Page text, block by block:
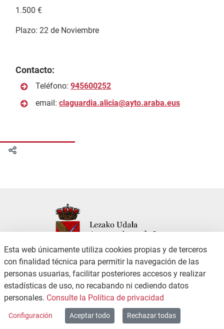
1.500 €
Plazo: 22 de Noviembre
Contacto:
Teléfono: 945600252
email: claguardia.alicia@ayto.araba.eus
CONTACTO
POLÍTICA DE PRIVACIDAD
CANAL DE DENUNCIAS
ACCESIBILIDAD
Copyright © 2026 / Excmo. leza | Todos los derechos reservados.
Esta web únicamente utiliza cookies propias y de terceros
con finalidad técnica para permitir la navegación de las
personas usuarias, facilitar posteriores accesos y realizar
estadísticas de uso, no recabando ni cediendo datos
personales. Consulte la Política de privacidad
Configuración Aceptar todo Rechazar todas